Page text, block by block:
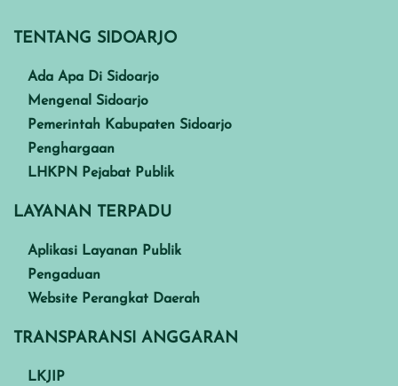
TENTANG SIDOARJO
Ada Apa Di Sidoarjo
Mengenal Sidoarjo
Pemerintah Kabupaten Sidoarjo
Penghargaan
LHKPN Pejabat Publik
LAYANAN TERPADU
Aplikasi Layanan Publik
Pengaduan
Website Perangkat Daerah
TRANSPARANSI ANGGARAN
LKJIP